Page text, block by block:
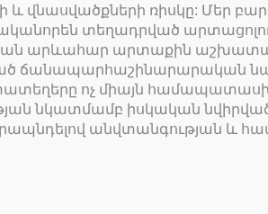
վնասվածքների ռիսկը: Մեր
տեղադրված արտացոլող
արևահար արտաքին
ճանապարհաշինարարական
ոչ միայն
նկատմամբ իսկական
անվտանգության